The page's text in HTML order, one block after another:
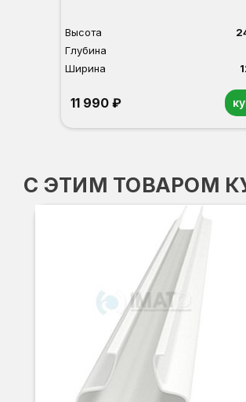
Высота
Глубина
Ширина
11 990 ₽
С ЭТИМ ТОВАРОМ